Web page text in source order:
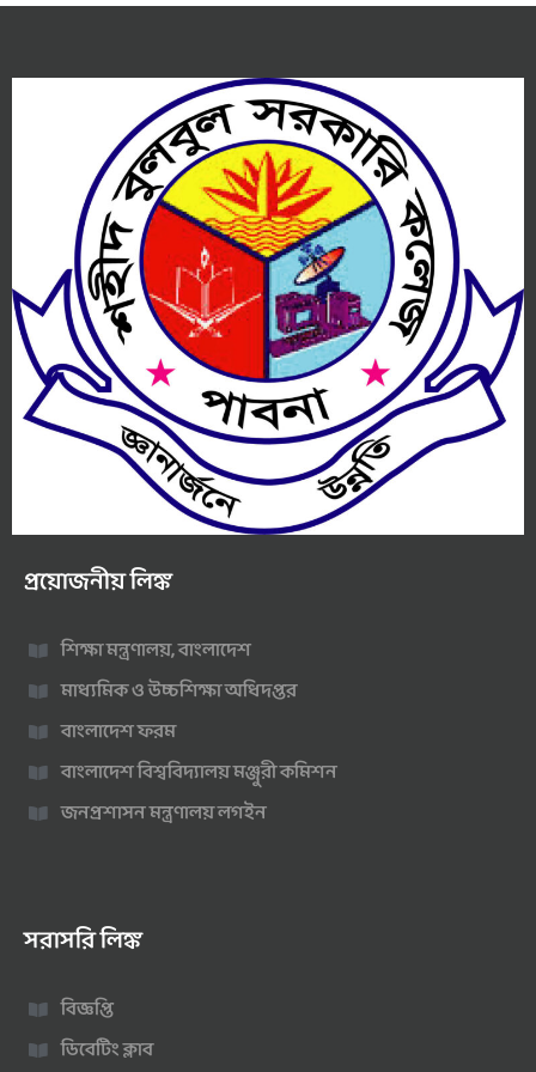
প্রয়োজনীয় লিঙ্ক
শিক্ষা মন্ত্রণালয়, বাংলাদেশ
মাধ্যমিক ও উচ্চশিক্ষা অধিদপ্তর
বাংলাদেশ ফরম
বাংলাদেশ বিশ্ববিদ্যালয় মঞ্জুরী কমিশন
জনপ্রশাসন মন্ত্রণালয় লগইন
সরাসরি লিঙ্ক
বিজ্ঞপ্তি
ডিবেটিং ক্লাব